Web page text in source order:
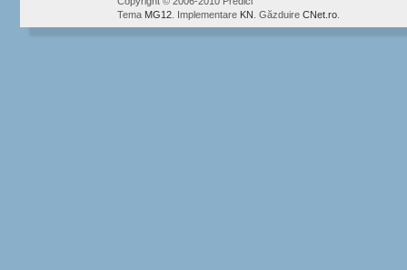
Tema MG12 . Implementare KN . Găzduire CNet.ro